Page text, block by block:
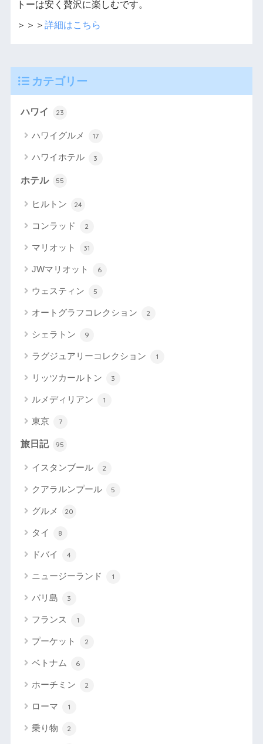
トーは安く贅沢に楽しむです。
＞＞＞ 詳細はこちら
カテゴリー
ハワイ 23
ハワイグルメ 17
ハワイホテル 3
ホテル 55
ヒルトン 24
コンラッド 2
マリオット 31
JWマリオット 6
ウェスティン 5
オートグラフコレクション 2
シェラトン 9
ラグジュアリーコレクション 1
リッツカールトン 3
ルメディリアン 1
東京 7
旅日記 95
イスタンブール 2
クアラルンプール 5
グルメ 20
タイ 8
ドバイ 4
ニュージーランド 1
バリ島 3
フランス 1
プーケット 2
ベトナム 6
ホーチミン 2
ローマ 1
乗り物 2